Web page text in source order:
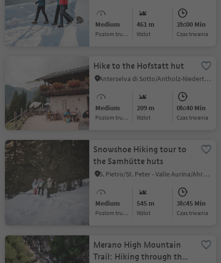
Medium
Poziom trudności
461 m
Wzlot
2h:00 Min
czas trwania
Hike to the Hofstatt hut
Anterselva di Sotto/Antholz-Niedertal, Rasen-Antholz/Rasun Anterselva, Dolomites Region Kronplatz/Plan de Corones
Medium
Poziom trudności
209 m
Wzlot
0h:40 Min
czas trwania
Snowshoe Hiking tour to
the Samhütte huts
S. Pietro/St. Peter - Valle Aurina/Ahrntal, Ahrntal/Valle Aurina, Ahrntal/Valle Aurina
Medium
Poziom trudności
545 m
Wzlot
3h:45 Min
czas trwania
Merano High Mountain
Trail: Hiking through the